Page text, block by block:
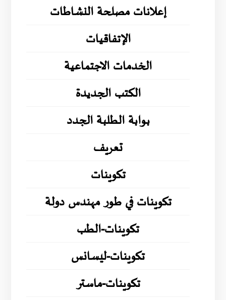
إعلانات مصلحة النشاطات
الإتفاقيات
الخدمات الاجتماعية
الكتب الجديدة
بوابة الطلبة الجدد
تعريف
تكوينات
تكوينات في طور مهندس دولة
تكوينات-الطب
تكوينات-ليسانس
تكوينات-ماستر